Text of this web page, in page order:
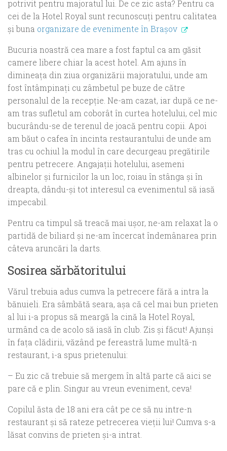
potrivit pentru majoratul lui. De ce zic asta? Pentru ca
cei de la Hotel Royal sunt recunoscuţi pentru calitatea
și buna organizare de evenimente în Braşov
Bucuria noastră cea mare a fost faptul ca am găsit
camere libere chiar la acest hotel. Am ajuns în
dimineața din ziua organizării majoratului, unde am
fost întâmpinați cu zâmbetul pe buze de către
personalul de la recepție. Ne-am cazat, iar după ce ne-
am tras sufletul am coborât în curtea hotelului, cel mic
bucurându-se de terenul de joacă pentru copii. Apoi
am băut o cafea în incinta restaurantului de unde am
tras cu ochiul la modul în care decurgeau pregătirile
pentru petrecere. Angajații hotelului, asemeni
albinelor şi furnicilor la un loc, roiau în stânga și în
dreapta, dându-și tot interesul ca evenimentul să iasă
impecabil.
Pentru ca timpul să treacă mai uşor, ne-am relaxat la o
partidă de biliard şi ne-am încercat îndemânarea prin
câteva aruncări la darts.
Sosirea sărbătoritului
Vărul trebuia adus cumva la petrecere fără a intra la
bănuieli. Era sâmbătă seara, aşa că cel mai bun prieten
al lui i-a propus să meargă la cină la Hotel Royal,
urmând ca de acolo să iasă în club. Zis şi făcut! Ajunşi
în faţa clădirii, văzând pe fereastră lume multă-n
restaurant, i-a spus prietenului:
– Eu zic că trebuie să mergem în altă parte că aici se
pare că e plin. Singur au vreun eveniment, ceva!
Copilul ăsta de 18 ani era cât pe ce să nu intre-n
restaurant şi să rateze petrecerea vieţii lui! Cumva s-a
lăsat convins de prieten şi-a intrat.